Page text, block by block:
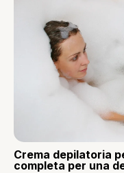
Crema depilatoria
completa per una